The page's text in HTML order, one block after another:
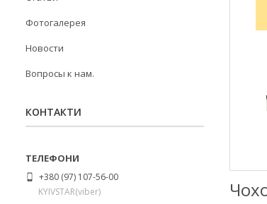
Фотогалерея
Новости
Вопросы к нам.
КОНТАКТИ
+380 (97) 107-56-00
KYIVSTAR(viber)